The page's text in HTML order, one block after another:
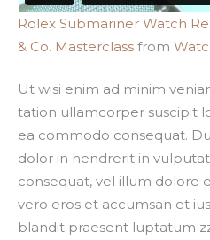
Rolex Submariner Watch
& Co. Masterclass from
Ut wisi enim ad minim
tation ullamcorper suscipit
ea commodo consequat.
dolor in hendrerit in
consequat, vel illum dolore
vero eros et accumsan et
blandit praesent luptatum